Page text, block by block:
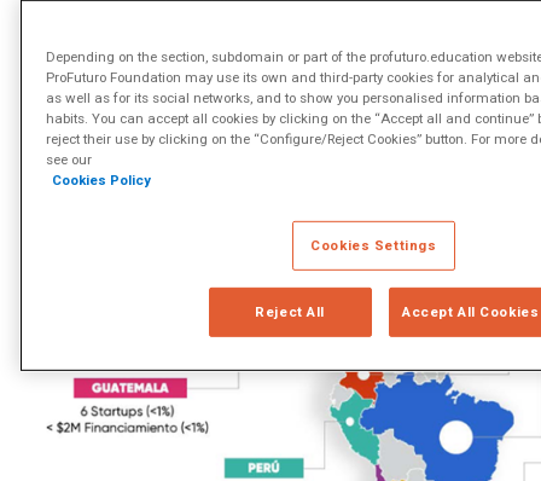
a las necesidades, prioridades y demandas del sector educativo
problemas en torno a la equidad y la calidad de los aprendizajes,
los primeros años de educación.
Repasemos qué nos dice el estudio por áreas geográficas,
cuáles son las características de estos ecosistemas en cada una
Depending on the section, subdomain or part of the profuturo.education
ProFuturo Foundation may use its own and third-party cookies for analytical
as well as for its social networks, and to show you personalised information
habits. You can accept all cookies by clicking on the “Accept all and
reject their use by clicking on the “Configure/Reject Cookies” button. For more
see our
Cookies Policy
Cookies Settings
Reject All Accept All Cookies